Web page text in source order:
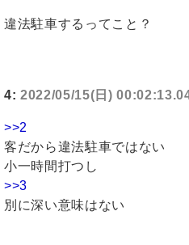
違法駐車するってこと？
4: 2022/05/15(日)
>>2
客だから違法駐車ではない
小一時間打つし
>>3
別に深い意味はない